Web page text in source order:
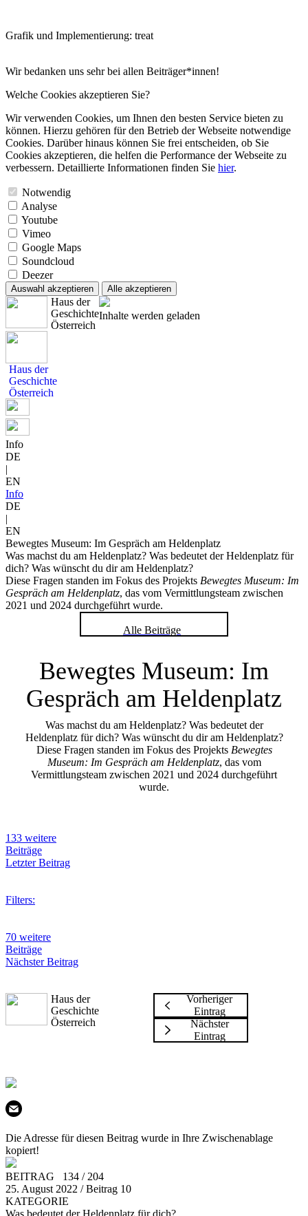
Grafik und Implementierung: treat
Wir bedanken uns sehr bei allen Beiträger*innen!
Welche Cookies akzeptieren Sie?
Wir verwenden Cookies, um Ihnen den besten Service bieten zu
können. Hierzu gehören für den Betrieb der Webseite notwendige
Cookies. Darüber hinaus können Sie frei entscheiden, ob Sie
Cookies akzeptieren, die helfen die Performance der Webseite zu
verbessern. Detaillierte Informationen finden Sie hier.
Notwendig
Analyse
Youtube
Vimeo
Google Maps
Soundcloud
Deezer
Auswahl akzeptieren Alle akzeptieren
Haus der
Geschichte
Österreich
Inhalte werden geladen
Haus der
Geschichte
Österreich
Info
DE
|
EN
Info
DE
|
EN
Bewegtes Museum: Im Gespräch am Heldenplatz
Was machst du am Heldenplatz? Was bedeutet der Heldenplatz für
dich? Was wünscht du dir am Heldenplatz?
Diese Fragen standen im Fokus des Projekts Bewegtes Museum: Im
Gespräch am Heldenplatz, das vom Vermittlungsteam zwischen
2021 und 2024 durchgeführt wurde.
Alle Beiträge
Bewegtes Museum: Im
Gespräch am Heldenplatz
Was machst du am Heldenplatz? Was bedeutet der
Heldenplatz für dich? Was wünscht du dir am Heldenplatz?
Diese Fragen standen im Fokus des Projekts Bewegtes
Museum: Im Gespräch am Heldenplatz, das vom
Vermittlungsteam zwischen 2021 und 2024 durchgeführt
wurde.
133 weitere
Beiträge
Letzter Beitrag
Filters:
70 weitere
Beiträge
Nächster Beitrag
Haus der
Geschichte
Österreich
Vorheriger
Eintrag
Nächster
Eintrag
Die Adresse für diesen Beitrag wurde in Ihre Zwischenablage
kopiert!
BEITRAG 134 / 204
25. August 2022 / Beitrag 10
KATEGORIE
Was bedeutet der Heldenplatz für dich?